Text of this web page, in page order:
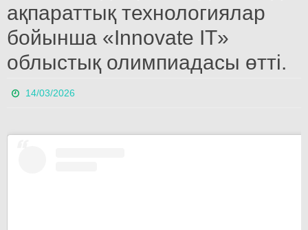
ақпараттық технологиялар
бойынша «Innovate IT»
облыстық олимпиадасы өтті.
14/03/2026